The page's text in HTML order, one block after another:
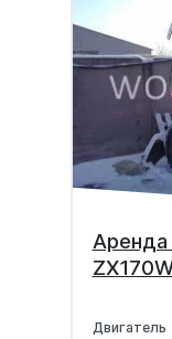
Аренда
Двигатель